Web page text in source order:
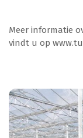
Meer informatie
vindt u op